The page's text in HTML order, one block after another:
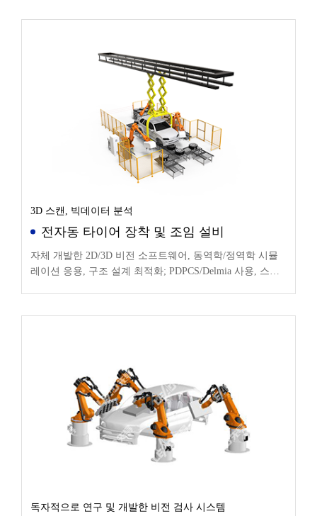
3D 스캔, 빅데이터 분석
전자동 타이어 장착 및 조임 설비
자체 개발한 2D/3D 비전 소프트웨어, 동역학/정역학 시뮬
레이션 응용, 구조 설계 최적화; PDPCS/Delmia 사용, 스테
독자적으로 연구 및 개발한 비전 검사 시스템